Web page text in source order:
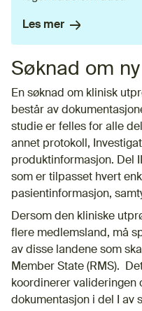
Les mer
Søknad om
En søknad om klinisk
består av
studie er felles for alle
annet protokoll,
produktinformasjon. Del
som er tilpasset hvert
pasientinformasjon,
Dersom den kliniske
flere medlemsland, må
av disse landene som
Member State (RMS).
koordinerer valideringen
dokumentasjon i del I av